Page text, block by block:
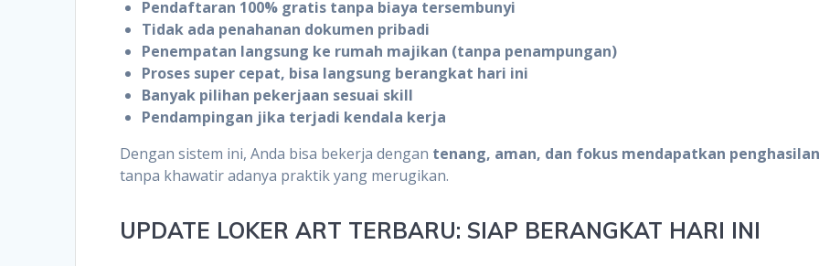
Pendaftaran 100% gratis tanpa biaya tersembunyi
Tidak ada penahanan dokumen pribadi
Penempatan langsung ke rumah majikan (tanpa penampungan)
Proses super cepat, bisa langsung berangkat hari ini
Banyak pilihan pekerjaan sesuai skill
Pendampingan jika terjadi kendala kerja
Dengan sistem ini, Anda bisa bekerja dengan tenang, aman, dan fokus mendapatkan
tanpa khawatir adanya praktik yang merugikan.
UPDATE LOKER ART TERBARU: SIAP BERANGKAT HARI INI